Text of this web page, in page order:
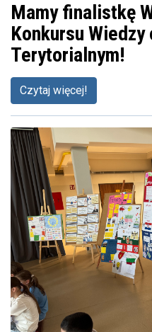
Mamy finalistkę
Konkursu Wiedzy
Terytorialnym!
Czytaj więcej!